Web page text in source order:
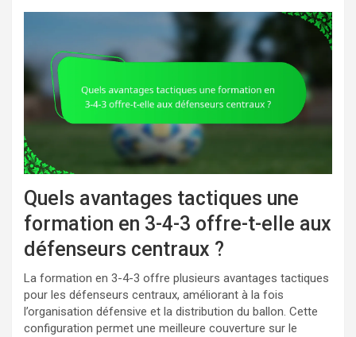
Quels avantages tactiques une
formation en 3-4-3 offre-t-elle aux
défenseurs centraux ?
La formation en 3-4-3 offre plusieurs avantages tactiques
pour les défenseurs centraux, améliorant à la fois
l’organisation défensive et la distribution du ballon. Cette
configuration permet une meilleure couverture sur le